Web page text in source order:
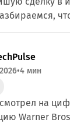
•4 мин
на
Warner